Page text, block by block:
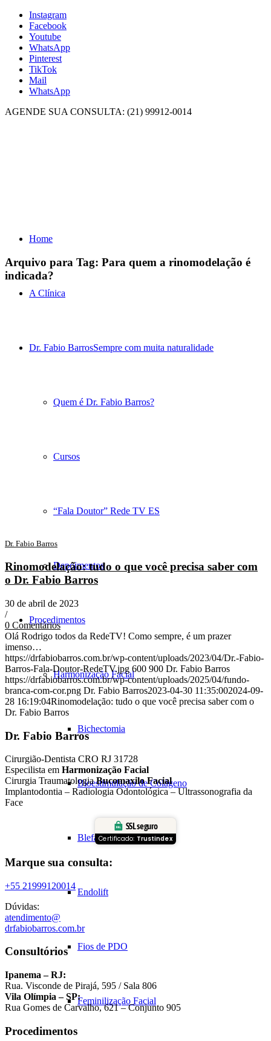
Instagram
Facebook
Youtube
WhatsApp
Pinterest
TikTok
Mail
WhatsApp
AGENDE SUA CONSULTA: (21) 99912-0014
Home
A Clínica
Dr. Fabio BarrosSempre com muita naturalidade
Quem é Dr. Fabio Barros?
Cursos
“Fala Doutor” Rede TV ES
Depoimentos
Procedimentos
Harmonização Facial
Bichectomia
Bioestimulação de Colágeno
Blefaroplastia
Endolift
Fios de PDO
Feminilização Facial
Arquivo para Tag: Para quem a rinomodelação é
indicada?
Dr. Fabio Barros
Rinomodelação: tudo o que você precisa saber com
o Dr. Fabio Barros
30 de abril de 2023
/
0 Comentários
Olá Rodrigo todos da RedeTV! Como sempre, é um prazer
imenso…
https://drfabiobarros.com.br/wp-content/uploads/2023/04/Dr.-Fabio-
Barros-Fala-Doutor-RedeTV.jpg 600 900 Dr. Fabio Barros
https://drfabiobarros.com.br/wp-content/uploads/2025/04/fundo-
branca-com-cor.png Dr. Fabio Barros2023-04-30 11:35:002024-09-
28 16:19:04Rinomodelação: tudo o que você precisa saber com o
Dr. Fabio Barros
Dr. Fabio Barros
Cirurgião-Dentista CRO RJ 31728
Especilista em Harmonização Facial
Cirurgia TraumatologiaBucomaxilo Facial
Implantodontia – Radiologia Odontológica – Ultrassonografia da
Face
SSL seguro
Certificado: Trustindex
Marque sua consulta:
+55 21999120014
Dúvidas:
atendimento@
drfabiobarros.com.br
Consultórios
Ipanema – RJ:
Rua. Visconde de Pirajá, 595 / Sala 806
Vila Olímpia – SP:
Rua Gomes de Carvalho, 621 – Conjunto 905
Procedimentos